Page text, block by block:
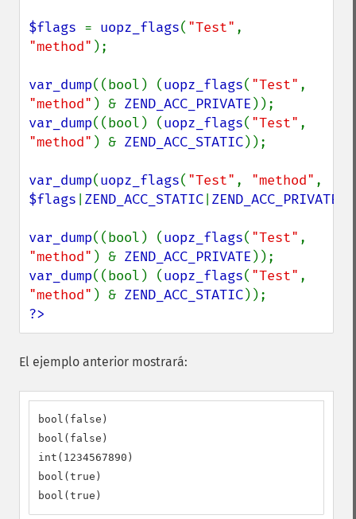
$flags = uopz_flags( "Test"
"method" );
var_dump((bool) (uopz_flags( "Test"
"method" ) & ZEND_ACC_PRIVATE
var_dump((bool) (uopz_flags( "Test"
"method" ) & ZEND_ACC_STATIC));
var_dump(uopz_flags( "Test" , "method"
$flags ZEND_ACC_STATIC ZEND_ACC_PRIVATE
var_dump((bool) (uopz_flags( "Test"
"method" ) & ZEND_ACC_PRIVATE
var_dump((bool) (uopz_flags( "Test"
"method" ) & ZEND_ACC_STATIC
?>
El ejemplo anterior mostrará:
bool(false)
bool(false)
int(1234567890)
bool(true)
bool(true)